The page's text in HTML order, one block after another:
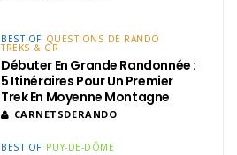
BEST OF QUESTIONS DE RANDO
TREKS & GR
Débuter En Grande Randonnée :
5 Itinéraires Pour Un Premier
Trek En Moyenne Montagne
CARNETSDERANDO
BEST OF PUY-DE-DÔME